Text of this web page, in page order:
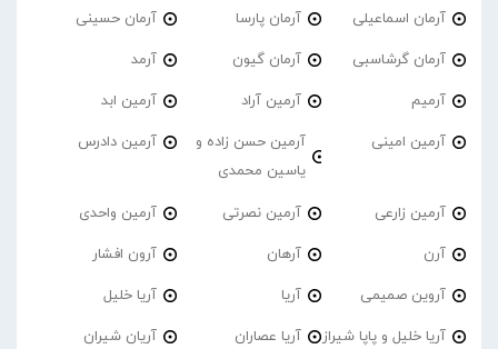
آرمان اسماعیلی آرمان پارسا آرمان حسینی
آرمان گرشاسبی آرمان گیون آرمد
آرمیم آرمین آراد آرمین ابد
آرمین امینی
آرمین حسن زاده و
یاسین محمدی
آرمین دادرس
آرمین زارعی آرمین نصرتی آرمین واحدی
آرن آرهان آرون افشار
آروین صمیمی آریا آریا خلیل
آریا خلیل و پاپا شیراز آریا عصاران آریان شیران